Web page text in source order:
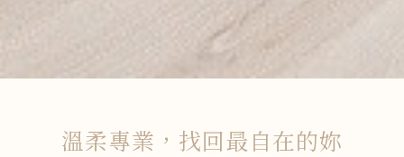
溫柔專業，找回最自在的妳